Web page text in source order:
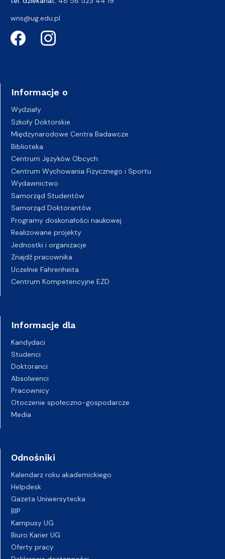
wns@ug.edu.pl
Informacje o
Wydziały
Szkoły Doktorskie
Międzynarodowe Centra Badawcze
Biblioteka
Centrum Języków Obcych
Centrum Wychowania Fizycznego i Sportu
Wydawnictwo
Samorząd Studentów
Samorząd Doktorantów
Programy doskonałości naukowej
Realizowane projekty
Jednostki i organizacje
Znajdź pracownika
Uczelnie Fahrenheita
Centrum Kompetencyjne EZD
Informacje dla
Kandydaci
Studenci
Doktoranci
Absolwenci
Pracownicy
Otoczenie społeczno-gospodarcze
Media
Odnośniki
Kalendarz roku akademickiego
Helpdesk
Gazeta Uniwersytecka
BIP
Kampusy UG
Biuro Karier UG
Oferty pracy